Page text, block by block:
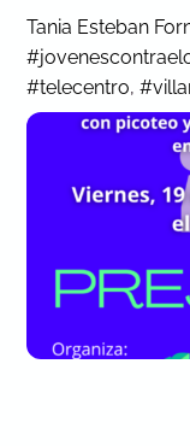
Tania Esteban
#telecentro,